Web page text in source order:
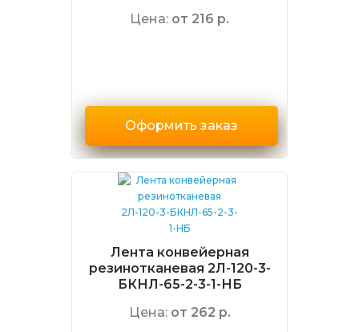
Цена: от 216 р.
Оформить заказ
Лента конвейерная
резинотканевая 2Л-120-3-
БКНЛ-65-2-3-1-НБ
Цена: от 262 р.